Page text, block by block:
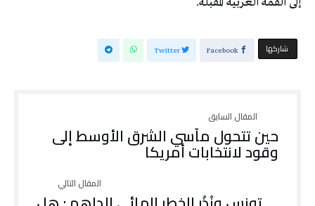
‫‫ شاركها‬ Facebook
Twitter
حين تتحول مآسي الشرق الأوسط إلى
وقود لانتخابات أمريكا